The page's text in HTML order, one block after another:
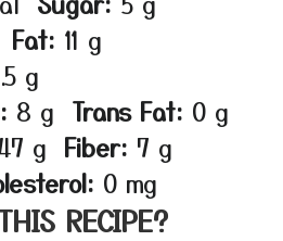
Fat: 11 g
g
8 g Trans Fat: 0 g
g Fiber: 7 g
0 mg
RECIPE?